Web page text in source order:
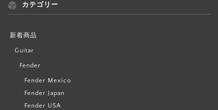
カテゴリー
新着商品
Guitar
Fender
Fender Mexico
Fender Japan
Fender USA